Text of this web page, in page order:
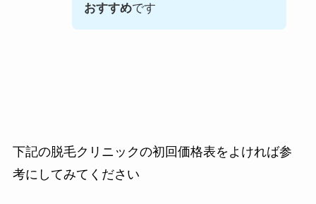
おすすめです
下記の脱毛クリニックの初回価格表をよければ参
考にしてみてください